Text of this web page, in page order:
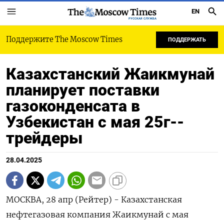
РУССКАЯ СЛУЖБА
EN
Поддержите The Moscow Times ПОДДЕРЖАТЬ
Казахстанский Жаикмунай
планирует поставки
газоконденсата в
Узбекистан с мая 25г--
трейдеры
28.04.2025
МОСКВА, 28 апр (Рейтер) - Казахстанская
нефтегазовая компания Жаикмунай с мая